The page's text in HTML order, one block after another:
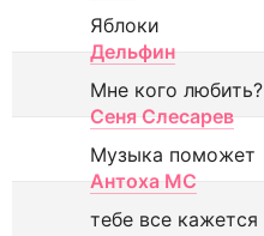
Яблоки
Дельфин
Мне кого любить?
Сеня Слесарев
Музыка поможет
Антоха МС
тебе все кажется